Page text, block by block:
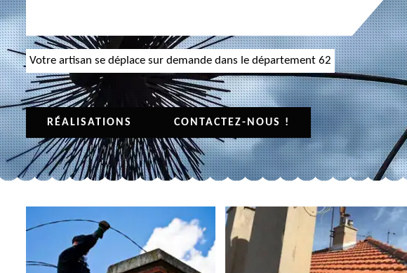
Votre artisan se déplace sur demande dans le département 62
RÉALISATIONS CONTACTEZ-NOUS !